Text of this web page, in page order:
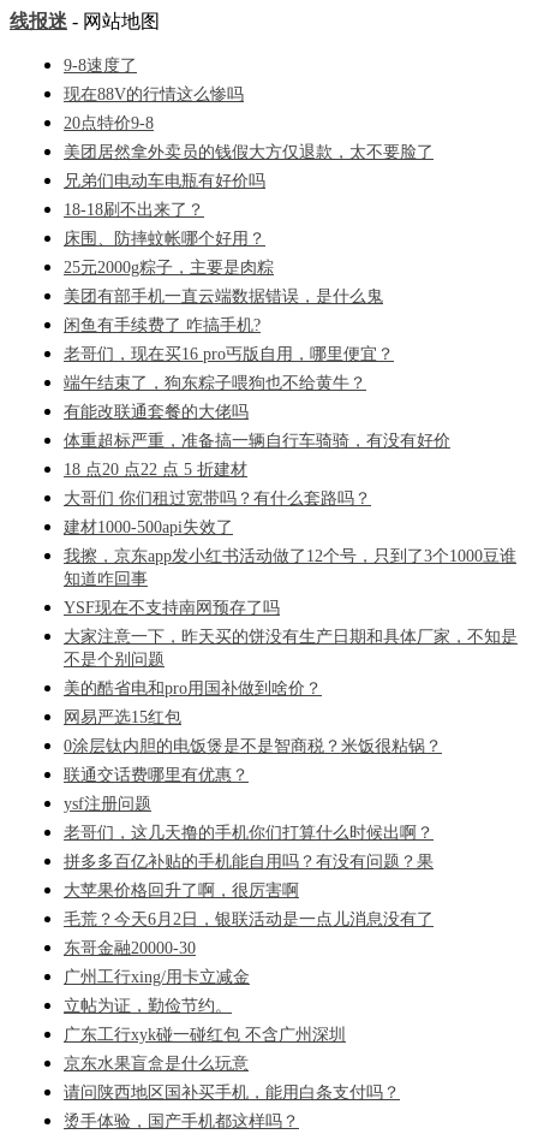
线报迷 - 网站地图
9-8速度了
现在88V的行情这么惨吗
20点特价9-8
美团居然拿外卖员的钱假大方仅退款，太不要脸了
兄弟们电动车电瓶有好价吗
18-18刷不出来了？
床围、防摔蚊帐哪个好用？
25元2000g粽子，主要是肉粽
美团有部手机一直云端数据错误，是什么鬼
闲鱼有手续费了 咋搞手机?
老哥们，现在买16 pro丐版自用，哪里便宜？
端午结束了，狗东粽子喂狗也不给黄牛？
有能改联通套餐的大佬吗
体重超标严重，准备搞一辆自行车骑骑，有没有好价
18 点20 点22 点 5 折建材
大哥们 你们租过宽带吗？有什么套路吗？
建材1000-500api失效了
我擦，京东app发小红书活动做了12个号，只到了3个1000豆谁
知道咋回事
YSF现在不支持南网预存了吗
大家注意一下，昨天买的饼没有生产日期和具体厂家，不知是
不是个别问题
美的酷省电和pro用国补做到啥价？
网易严选15红包
0涂层钛内胆的电饭煲是不是智商税？米饭很粘锅？
联通交话费哪里有优惠？
ysf注册问题
老哥们，这几天撸的手机你们打算什么时候出啊？
拼多多百亿补贴的手机能自用吗？有没有问题？果
大苹果价格回升了啊，很厉害啊
毛荒？今天6月2日，银联活动是一点儿消息没有了
东哥金融20000-30
广州工行xing/用卡立减金
立帖为证，勤俭节约。
广东工行xyk碰一碰红包 不含广州深圳
京东水果盲盒是什么玩意
请问陕西地区国补买手机，能用白条支付吗？
烫手体验，国产手机都这样吗？